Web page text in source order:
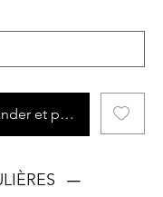
et payer